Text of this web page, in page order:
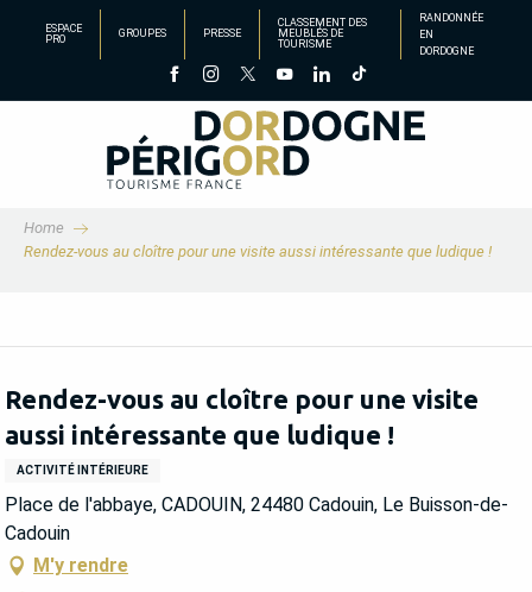
principal
ESPACE
PRO
GROUPES PRESSE
CLASSEMENT DES
MEUBLÉS DE
TOURISME
RANDONNÉE
EN
DORDOGNE
Home
Rendez-vous au cloître pour une visite aussi intéressante que ludique !
Rendez-vous au cloître pour une visite
aussi intéressante que ludique !
ACTIVITÉ INTÉRIEURE
Place de l'abbaye, CADOUIN, 24480 Cadouin, Le Buisson-de-
Cadouin
M'y rendre